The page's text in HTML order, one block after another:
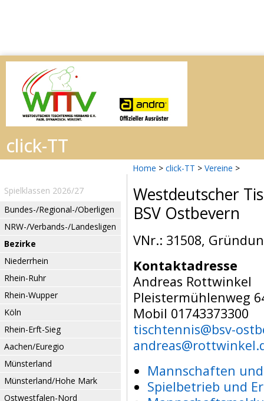
Home > click-TT > Vereine >
Spielklassen 2026/27
Bundes-/Regional-/Oberligen
NRW-/Verbands-/Landesligen
Bezirke
Niederrhein
Rhein-Ruhr
Rhein-Wupper
Köln
Rhein-Erft-Sieg
Aachen/Euregio
Münsterland
Münsterland/Hohe Mark
Ostwestfalen-Nord
Westdeutscher
BSV Ostbevern
VNr.: 31508,
Kontaktadresse
Andreas Rottwinkel
Pleistermühlenweg
Mobil 01743373300
tischtennis@bsv-
Mannschaften
Spielbetrieb und